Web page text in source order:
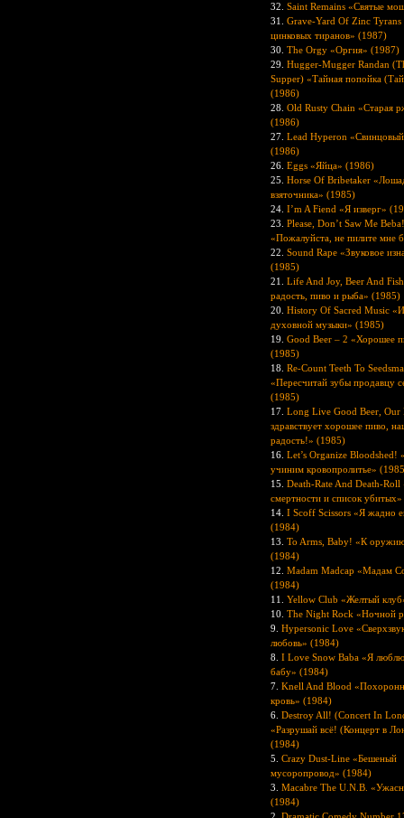
32. Saint Remains «Святые
31. Grave-Yard Of Zinc
цинковых тиранов» (1987)
30. The Orgy «Оргия» (1987)
29. Hugger-Mugger Randan
Supper) «Тайная попойка
(1986)
28. Old Rusty Chain «Старая
(1986)
27. Lead Hyperon
(1986)
26. Eggs «Яйца» (1986)
25. Horse Of Bribetaker
взяточника» (1985)
24. I’m A Fiend «Я изверг»
23. Please, Don’t Saw Me Beba!
«Пожалуйста, не пилите мне
22. Sound Rape «Звуковое
(1985)
21. Life And Joy, Beer And
радость, пиво и рыба» (1985)
20. History Of Sacred Music
духовной музыки» (1985)
19. Good Beer – 2 «Хорошее
(1985)
18. Re-Count Teeth To
«Пересчитай зубы продавцу
(1985)
17. Long Live Good Beer, Our
здравствует хорошее пиво,
радость!» (1985)
16. Let’s Organize Bloodshed!
учиним кровопролитье»
15. Death-Rate And Death-Roll
смертности и список
14. I Scoff Scissors «Я жадно
(1984)
13. To Arms, Baby! «К
(1984)
12. Madam Madcap «Мадам
(1984)
11. Yellow Club «Желтый
10. The Night Rock «Ночной
9. Hypersonic Love
любовь» (1984)
8. I Love Snow Baba «Я
бабу» (1984)
7. Knell And Blood
кровь» (1984)
6. Destroy All! (Concert In
«Разрушай всё! (Концерт в
(1984)
5. Crazy Dust-Line «Бешеный
мусоропровод» (1984)
3. Macabre The U.N.B.
(1984)